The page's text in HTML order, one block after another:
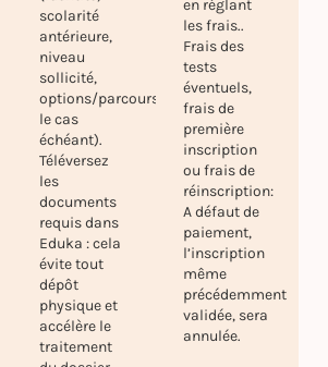
scolarité
antérieure,
niveau
sollicité,
options/parcours
le cas
échéant).
Téléversez
les
documents
requis dans
Eduka : cela
évite tout
dépôt
physique et
accélère le
traitement
en réglant
les frais..
Frais des
tests
éventuels,
frais de
première
inscription
ou frais de
réinscription:
A défaut de
paiement,
l’inscription
même
précédemment
validée, sera
annulée.